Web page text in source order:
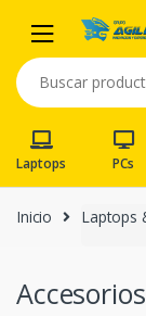
navigation
content
Buscar
por:
Laptops PCs
Inicio Laptops
Accesorios